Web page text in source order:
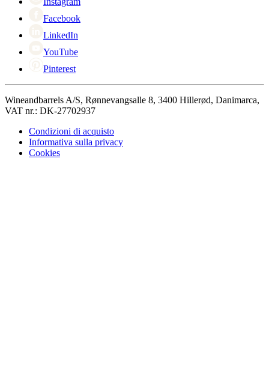
Facebook
LinkedIn
YouTube
Pinterest
Wineandbarrels A/S, Rønnevangsalle 8, 3400 Hillerød, Danimarca,
VAT nr.: DK-27702937
Condizioni di acquisto
Informativa sulla privacy
Cookies